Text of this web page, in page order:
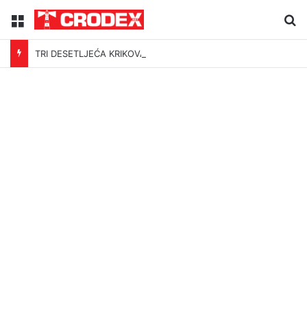
Menu
TRI DESETLJEĆA KRIKOVA OČAJNIKA